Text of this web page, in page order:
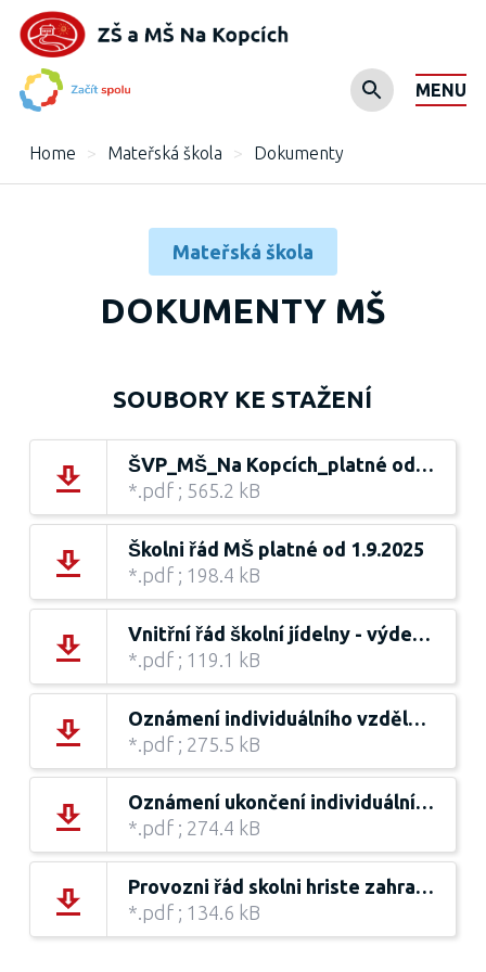
MENU
Home > Mateřská škola > Dokumenty
Mateřská škola
DOKUMENTY MŠ
SOUBORY KE STAŽENÍ
ŠVP_MŠ_Na Kopcích_platné od 1.9. 2024
*.pdf ; 565.2 kB
Školni řád MŠ platné od 1.9.2025
*.pdf ; 198.4 kB
Vnitřní řád školní jídelny - výdejny platný od 1. 9. 2025
*.pdf ; 119.1 kB
Oznámení individuálního vzdělávání v MŠ
*.pdf ; 275.5 kB
Oznámení ukončení individuálního vzdělávání v MŠ
*.pdf ; 274.4 kB
Provozni řád skolni hriste zahrada MŠ od 1.9.2024
*.pdf ; 134.6 kB